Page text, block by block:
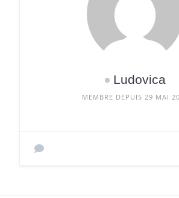
Ludovica
MEMBRE DEPUIS 29 MAI